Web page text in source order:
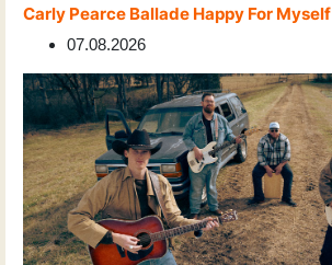
Carly Pearce Ballade Happy For Myself
07.08.2026